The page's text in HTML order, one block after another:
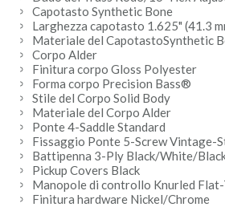
Capotasto Synthetic Bone
Larghezza capotasto 1.625" (41.3
Materiale del CapotastoSynthetic
Corpo Alder
Finitura corpo Gloss Polyester
Forma corpo Precision Bass®
Stile del Corpo Solid Body
Materiale del Corpo Alder
Ponte 4-Saddle Standard
Fissaggio Ponte 5-Screw Vintage-
Battipenna 3-Ply Black/White/
Pickup Covers Black
Manopole di controllo Knurled Flat-
Finitura hardware Nickel/Chrome